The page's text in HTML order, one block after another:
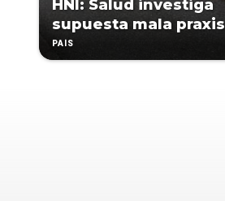
HNI: Salud investiga
supuesta mala praxis
PAÍS